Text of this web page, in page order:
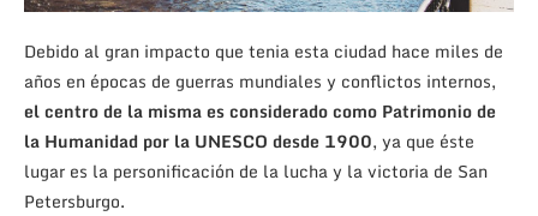
Debido al gran impacto que tenia esta ciudad hace miles de
años en épocas de guerras mundiales y conflictos internos,
el centro de la misma es considerado como Patrimonio de
la Humanidad por la UNESCO desde 1900, ya que éste
lugar es la personificación de la lucha y la victoria de San
Petersburgo.